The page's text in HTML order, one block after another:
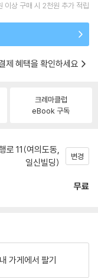
이상 구매 시 2천원 추가 적립
제 혜택을 확인하세요
크레마클럽
eBook 구독
로 11(여의도동,
일신빌딩)
변경
무료
내 가게에서 팔기